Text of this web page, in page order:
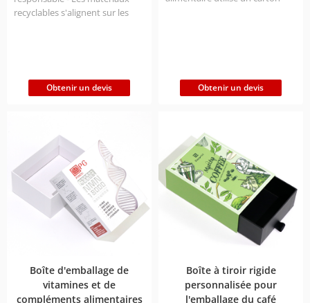
recyclables s'alignent sur les
Commencez par 500 unités
pour tester le marché, puis
précision - La tolérance de ±0,5
mm garantit un remplissage
sans faille de la machine.
Conformité mondiale -
Conforme aux normes
d'emballage de l'UE et des
États-Unis pour le commerce
électronique transfrontalier.
livraison d'échantillons en 48
heures.
Obtenir un devis
sécurité alimentaire. Le type de
boîte permet une
des échantillons gratuits sont
fournis pour vous permettre de
vérifier la qualité.
Obtenir un devis
Boîte d'emballage de
vitamines et de
compléments alimentaires
Boîte à tiroir rigide
personnalisée pour
l'emballage du café